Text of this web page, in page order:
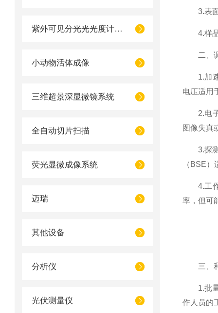
紫外可见分光光光度计UV1050
小动物活体成像
三维超景深显微镜系统
全自动切片扫描
荧光显微成像系统
迈瑞
其他设备
分析仪
光伏测量仪
3.表面
4.样品
二、调
1.加速
电压适用
2.电子
图像失真
3.探测
（BSE
4.工作
率，但可
三、利
1.批量
作人员的